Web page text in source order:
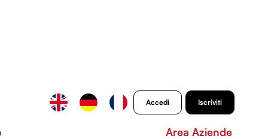
Accedi Iscriviti
Area Aziende